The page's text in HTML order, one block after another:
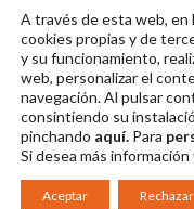
Foto: Jero Morales
10
Descargar en alta
11
A través de esta web, en
cookies propias y de
y su funcionamiento,
web, personalizar el
navegación. Al pulsar
consintiendo su
pinchando aquí. Para
Si desea más
Aceptar Rechazar